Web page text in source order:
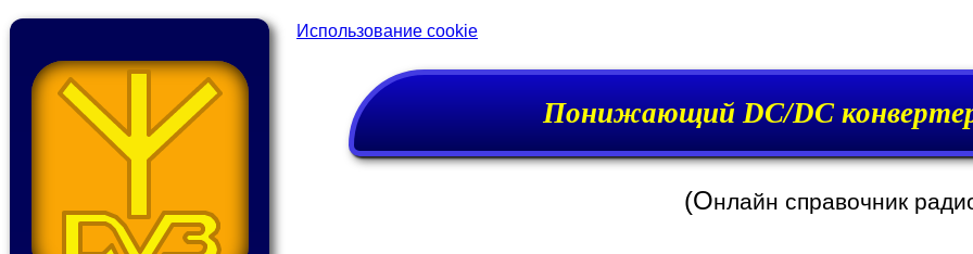
Использование cookie
Понижающий DC/DC
(Онлайн справочник